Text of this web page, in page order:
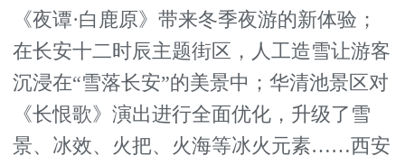
《夜谭·白鹿原》带来冬季夜游的新体验；
在长安十二时辰主题街区，人工造雪让游客
沉浸在“雪落长安”的美景中；华清池景区对
《长恨歌》演出进行全面优化，升级了雪
景、冰效、火把、火海等冰火元素……西安